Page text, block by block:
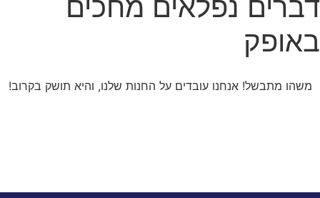
באופק
משהו מתבשל! אנחנו עובדים על החנות שלנו, והיא תושק בקרוב!